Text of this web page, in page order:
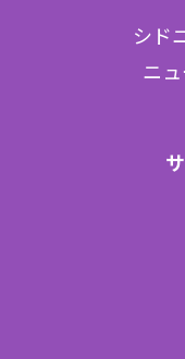
シド
ニ